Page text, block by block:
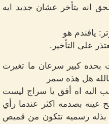
انه يتأخر عشان جديد ايه
يافندم هو
على التأخير.
بحده كبير سرعان ما تغيرت
هل هذه سمر
اليه اه أفق يا سراج ليست
عينه بصدمه اكثر عندما رأي
بذله رسميه تتكون من قميص